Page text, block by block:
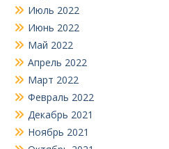
Июль 2022
Июнь 2022
Май 2022
Апрель 2022
Март 2022
Февраль 2022
Декабрь 2021
Ноябрь 2021